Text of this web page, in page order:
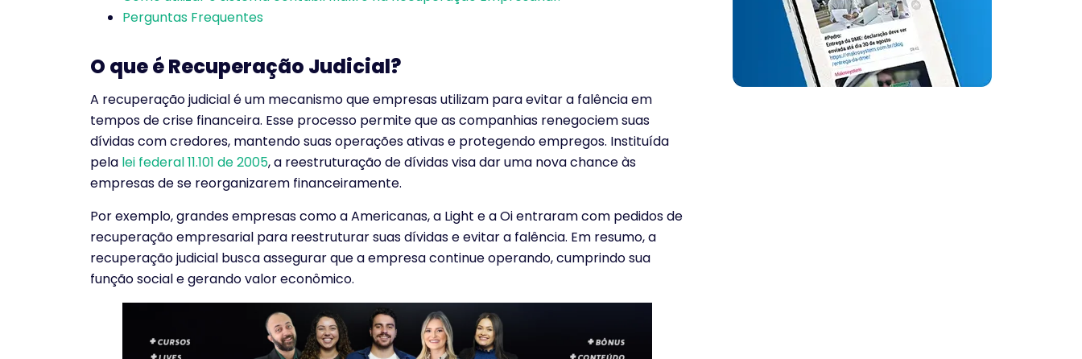
Perguntas Frequentes
O que é Recuperação Judicial?
A recuperação judicial é um mecanismo que empresas utilizam para evitar a falência em
tempos de crise financeira. Esse processo permite que as companhias renegociem suas
dívidas com credores, mantendo suas operações ativas e protegendo empregos. Instituída
pela lei federal 11.101 de 2005, a reestruturação de dívidas visa dar uma nova chance às
empresas de se reorganizarem financeiramente.
Por exemplo, grandes empresas como a Americanas, a Light e a Oi entraram com pedidos de
recuperação empresarial para reestruturar suas dívidas e evitar a falência. Em resumo, a
recuperação judicial busca assegurar que a empresa continue operando, cumprindo sua
função social e gerando valor econômico.